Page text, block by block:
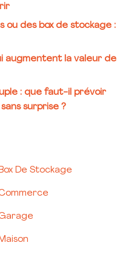
ou des box de stockage :
augmentent la valeur de
: que faut-il prévoir
surprise ?
Box De Stockage
Maison